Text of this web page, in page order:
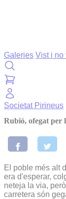
Galeries Vist i no
Societat Pirineus
Rubió, ofegat per
El poble més alt
era d'esperar,
neteja la via,
carretera són